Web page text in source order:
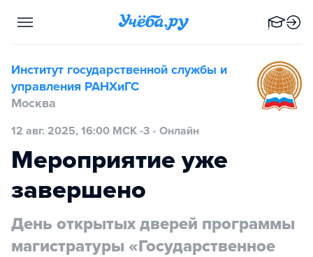
Институт государственной службы и
управления РАНХиГС
Москва
12 авг. 2025, 16:00 МСК -3 • Онлайн
Мероприятие уже
завершено
День открытых дверей программы
магистратуры «Государственное